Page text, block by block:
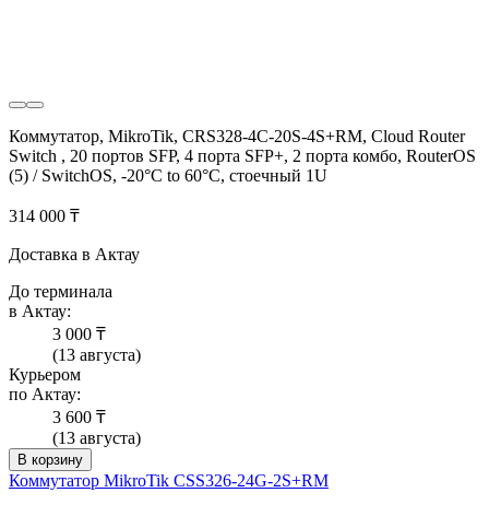
Коммутатор, MikroTik, CRS328-4C-20S-4S+RM, Cloud Router
Switch , 20 портов SFP, 4 порта SFP+, 2 порта комбо, RouterOS
(5) / SwitchOS, -20°C to 60°C, стоечный 1U
314 000 ₸
Доставка в Актау
До терминала
в Актау:
3 000 ₸
(13 августа)
Курьером
по Актау:
3 600 ₸
(13 августа)
В корзину
Коммутатор MikroTik CSS326-24G-2S+RM